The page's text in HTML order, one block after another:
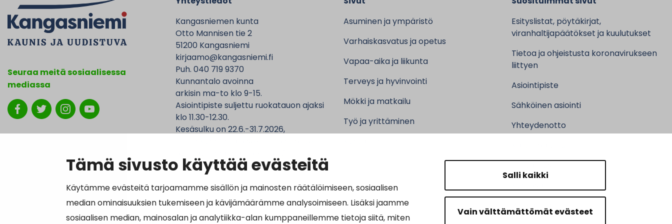
Tämä sivusto käyttää evästeitä
Käytämme evästeitä tarjoamamme sisällön ja mainosten räätälöimiseen, sosiaalisen
median ominaisuuksien tukemiseen ja kävijämäärämme analysoimiseen. Lisäksi jaamme
sosiaalisen median, mainosalan ja analytiikka-alan kumppaneillemme tietoja siitä, miten
Salli kaikki
Vain välttämättömät evästeet
Seuraa meitä sosiaalisessa
mediassa
Kangasniemen kunta
Otto Mannisen tie 2
51200 Kangasniemi
kirjaamo@kangasniemi.fi
Puh. 040 719 9370
Kunnantalo avoinna
arkisin ma-to klo 9-15.
Asiointipiste suljettu ruokatauon ajaksi
klo 11.30-12.30.
Kesäsulku on 22.6.-31.7.2026,
Laskutustiedot:
Asuminen ja ympäristö
Varhaiskasvatus ja opetus
Vapaa-aika ja liikunta
Terveys ja hyvinvointi
Mökki ja matkailu
Työ ja yrittäminen
Esityslistat, pöytäkirjat,
viranhaltijapäätökset ja kuulutukset
Tietoa ja ohjeistusta koronavirukseen
liittyen
Asiointipiste
Sähköinen asiointi
Yhteydenotto
Ruokalistat